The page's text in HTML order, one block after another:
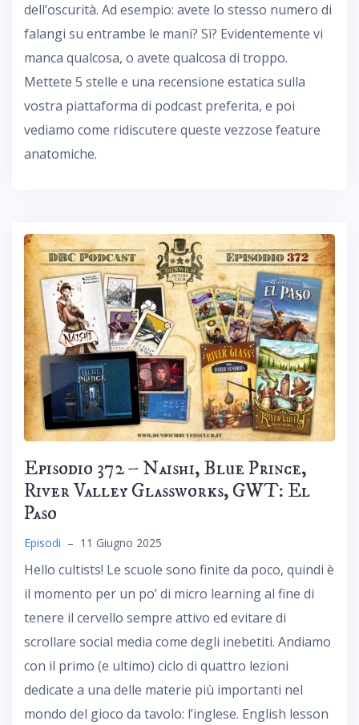
dell’oscurità. Ad esempio: avete lo stesso numero di
falangi su entrambe le mani? Sì? Evidentemente vi
manca qualcosa, o avete qualcosa di troppo.
Mettete 5 stelle e una recensione estatica sulla
vostra piattaforma di podcast preferita, e poi
vediamo come ridiscutere queste vezzose feature
anatomiche.
Episodio 372 – Naishi, Blue Prince,
River Valley Glassworks, GWT: El
Paso
Episodi – 11 Giugno 2025
Hello cultists! Le scuole sono finite da poco, quindi è
il momento per un po’ di micro learning al fine di
tenere il cervello sempre attivo ed evitare di
scrollare social media come degli inebetiti. Andiamo
con il primo (e ultimo) ciclo di quattro lezioni
dedicate a una delle materie più importanti nel
mondo del gioco da tavolo: l’inglese. English lesson